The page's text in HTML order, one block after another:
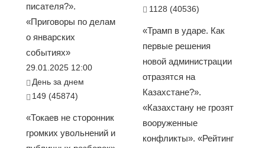
писателя?».
«Приговоры по делам
о январских
событиях»
29.01.2025 12:00
День за днем
149 (45874)
«Токаев не сторонник
громких увольнений и
1128 (40536)
«Трамп в ударе. Как
первые решения
новой администрации
отразятся на
Казахстане?».
«Казахстану не грозят
вооруженные
конфликты». «Рейтинг